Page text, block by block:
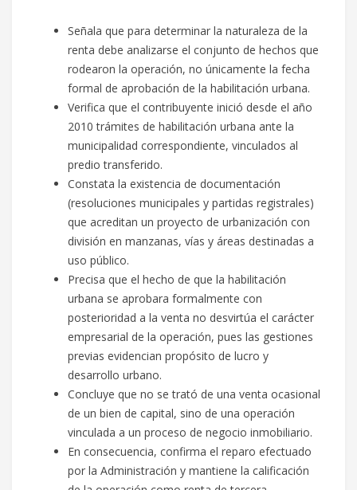
Señala que para determinar la naturaleza de la
renta debe analizarse el conjunto de hechos que
rodearon la operación, no únicamente la fecha
formal de aprobación de la habilitación urbana.
Verifica que el contribuyente inició desde el año
2010 trámites de habilitación urbana ante la
municipalidad correspondiente, vinculados al
predio transferido.
Constata la existencia de documentación
(resoluciones municipales y partidas registrales)
que acreditan un proyecto de urbanización con
división en manzanas, vías y áreas destinadas a
uso público.
Precisa que el hecho de que la habilitación
urbana se aprobara formalmente con
posterioridad a la venta no desvirtúa el carácter
empresarial de la operación, pues las gestiones
previas evidencian propósito de lucro y
desarrollo urbano.
Concluye que no se trató de una venta ocasional
de un bien de capital, sino de una operación
vinculada a un proceso de negocio inmobiliario.
En consecuencia, confirma el reparo efectuado
por la Administración y mantiene la calificación